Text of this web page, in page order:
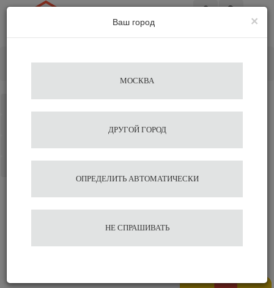
Кофеварка LELIT Mara
×
Ваш город
МОСКВА
ДРУГОЙ ГОРОД
ОПРЕДЕЛИТЬ АВТОМАТИЧЕСКИ
НЕ СПРАШИВАТЬ